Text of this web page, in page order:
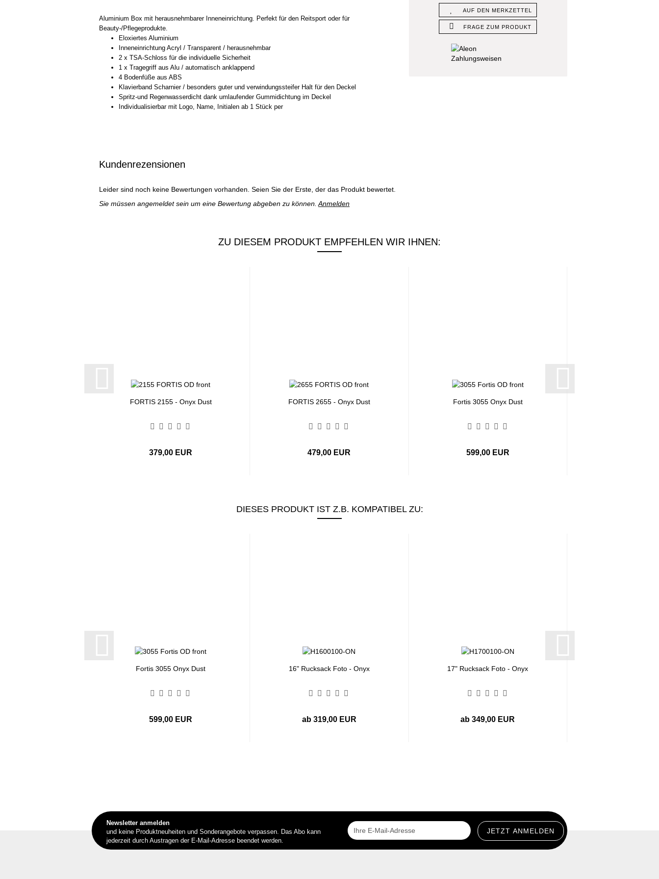
AUF DEN MERKZETTEL
FRAGE ZUM PRODUKT
Aluminium Box mit herausnehmbarer Inneneinrichtung. Perfekt für den Reitsport oder für
Beauty-/Pflegeprodukte.
Eloxiertes Aluminium
Inneneinrichtung Acryl / Transparent / herausnehmbar
2 x TSA-Schloss für die individuelle Sicherheit
1 x Tragegriff aus Alu / automatisch anklappend
4 Bodenfüße aus ABS
Klavierband Scharnier / besonders guter und verwindungssteifer Halt für den Deckel
Spritz-und Regenwasserdicht dank umlaufender Gummidichtung im Deckel
Individualisierbar mit Logo, Name, Initialen ab 1 Stück per
Kundenrezensionen
Leider sind noch keine Bewertungen vorhanden. Seien Sie der Erste, der das Produkt bewertet.
Sie müssen angemeldet sein um eine Bewertung abgeben zu können. Anmelden
ZU DIESEM PRODUKT EMPFEHLEN WIR IHNEN:
FORTIS 2155 - Onyx Dust
379,00 EUR
FORTIS 2655 - Onyx Dust
479,00 EUR
Fortis 3055 Onyx Dust
599,00 EUR
DIESES PRODUKT IST Z.B. KOMPATIBEL ZU:
Fortis 3055 Onyx Dust
599,00 EUR
16" Rucksack Foto - Onyx
ab 319,00 EUR
17" Rucksack Foto - Onyx
ab 349,00 EUR
Newsletter anmelden
und keine Produktneuheiten und Sonderangebote verpassen. Das Abo kann
jederzeit durch Austragen der E-Mail-Adresse beendet werden.